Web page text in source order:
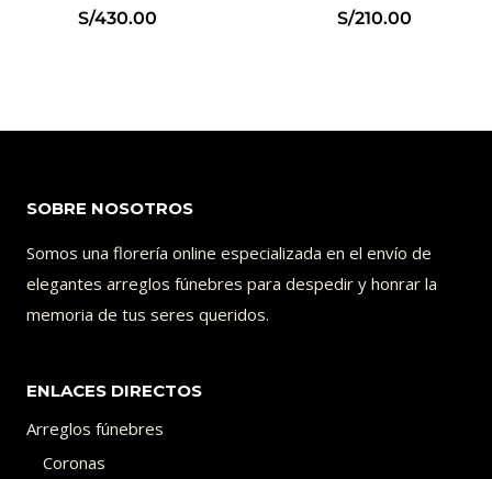
S/430.00 S/210.00
SOBRE NOSOTROS
Somos una florería online especializada en el envío de
elegantes arreglos fúnebres para despedir y honrar la
memoria de tus seres queridos.
ENLACES DIRECTOS
Arreglos fúnebres
Coronas